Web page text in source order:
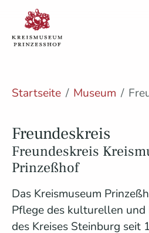
Skip to main content
Skip to page footer
You are here:
Startseite Museum
Freundeskreis
Freundeskreis
Prinzeßhof
Das Kreismuseum
Pflege des kulturellen und
des Kreises Steinburg seit